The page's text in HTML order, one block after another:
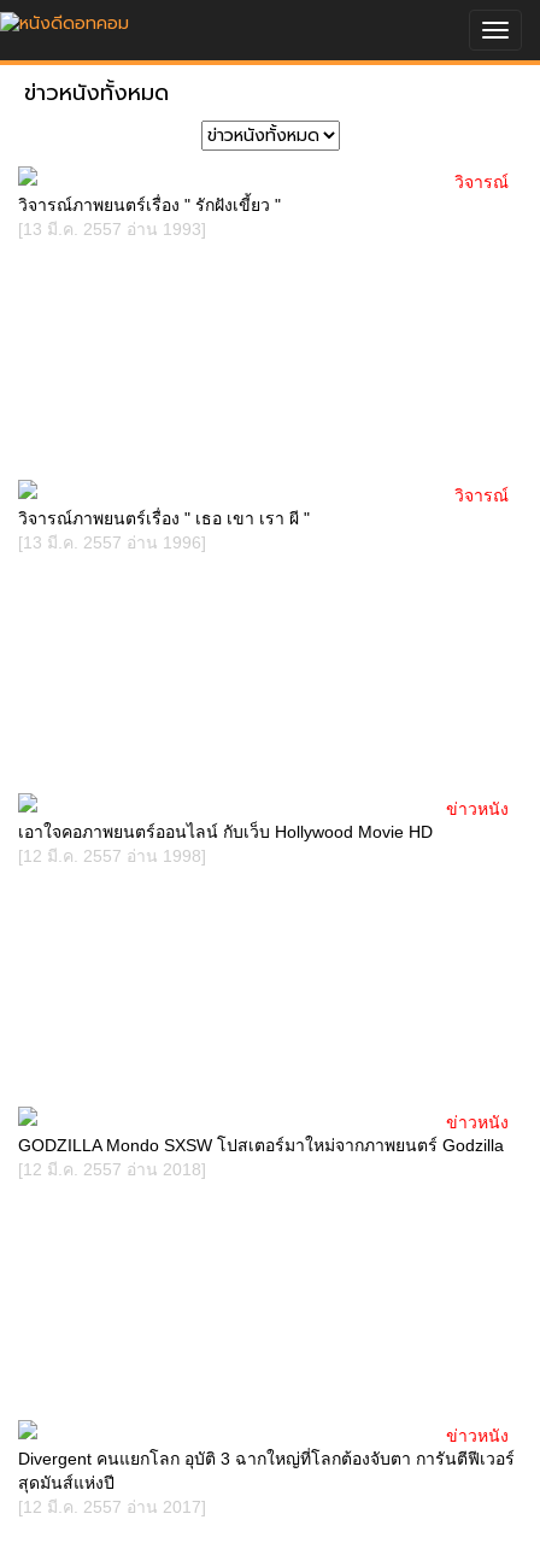
ข่าวหนังทั้งหมด
วิจารณ์ภาพยนตร์เรื่อง " รักฝังเขี้ยว "
[13 มี.ค. 2557 อ่าน 1993]
วิจารณ์
วิจารณ์ภาพยนตร์เรื่อง " เธอ เขา เรา ผี "
[13 มี.ค. 2557 อ่าน 1996]
วิจารณ์
เอาใจคอภาพยนตร์ออนไลน์ กับเว็บ Hollywood Movie HD
[12 มี.ค. 2557 อ่าน 1998]
ข่าวหนัง
GODZILLA Mondo SXSW โปสเตอร์มาใหม่จากภาพยนตร์ Godzilla
[12 มี.ค. 2557 อ่าน 2018]
ข่าวหนัง
Divergent คนแยกโลก อุบัติ 3 ฉากใหญ่ที่โลกต้องจับตา การันตีฟีเวอร์
สุดมันส์แห่งปี
[12 มี.ค. 2557 อ่าน 2017]
ข่าวหนัง